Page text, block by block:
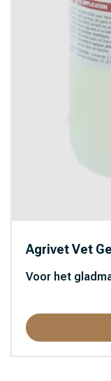
Agrivet Vet
Voor het